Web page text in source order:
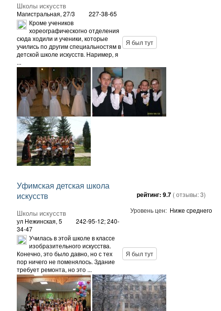
Школы искусств
Магистральная, 27/3 227-38-65
Кроме учеников
хореографическогно отделения
сюда ходили и ученики, которые
учились по другим специальностям в
детской школе искусств. Наример, я
...
Я был тут
Уфимская детская школа
искусств
Школы искусств
ул Нежинская, 5
242-95-12; 240-
34-47
рейтинг: 9.7 ( отзывы:3)
Уровень цен: Ниже среднего
Училась в этой школе в классе
изобразительного искусства.
Конечно, это было давно, но с тех
пор ничего не поменялось. Здание
требует ремонта, но это ...
Я был тут